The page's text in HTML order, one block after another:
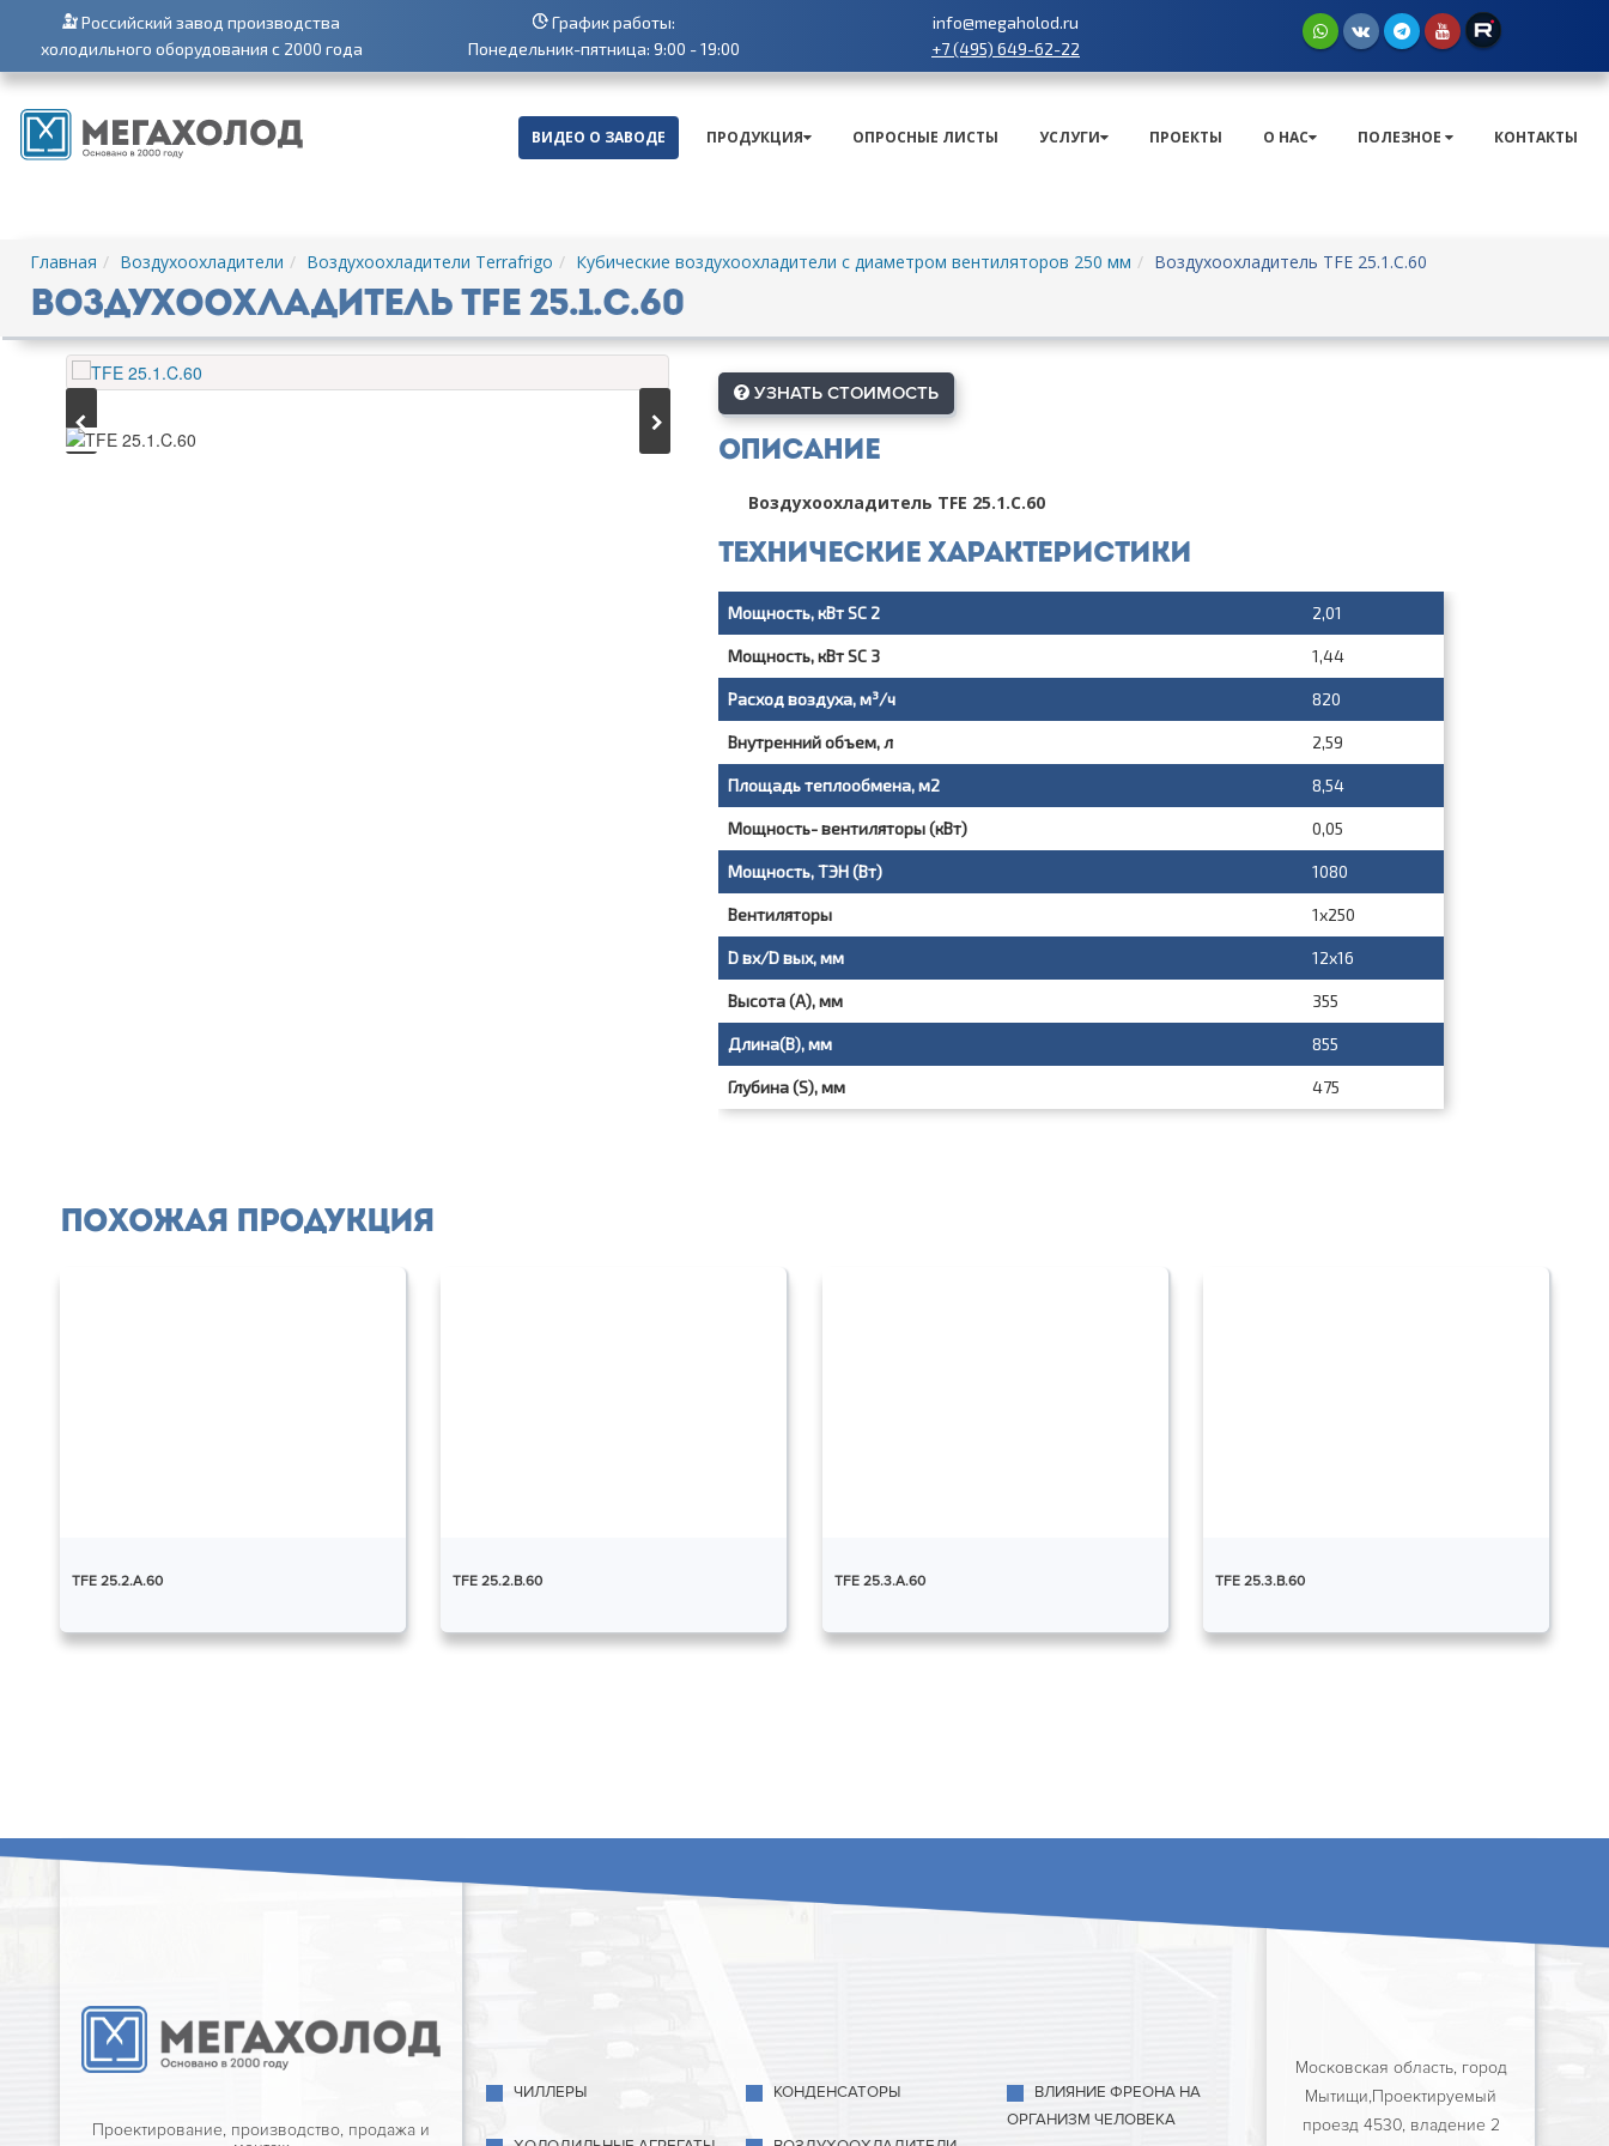
Российский завод производства
холодильного оборудования с 2000 года
График работы:
Понедельник-пятница: 9:00 - 19:00
info@megaholod.ru
+7 (495) 649-62-22
ВИДЕО О ЗАВОДЕ ПРОДУКЦИЯ ОПРОСНЫЕ ЛИСТЫ УСЛУГИ ПРОЕКТЫ О НАС ПОЛЕЗНОЕ КОНТАКТЫ
Главная Воздухоохладители Воздухоохладители Terrafrigo Кубические воздухоохладители с диаметром вентиляторов 250 мм Воздухоохладитель TFE 25.1.C.60
Воздухоохладитель TFE 25.1.C.60
УЗНАТЬ СТОИМОСТЬ
Описание
Воздухоохладитель TFE 25.1.C.60
Технические характеристики
Мощность, кВт SC 2 2,01
Мощность, кВт SC 3 1,44
Расход воздуха, м³/ч 820
Внутренний объем, л 2,59
Площадь теплообмена, м2 8,54
Мощность- вентиляторы (кВт) 0,05
Мощность, ТЭН (Вт) 1080
Вентиляторы 1х250
D вх/D вых, мм 12х16
Высота (А), мм 355
Длина(В), мм 855
Глубина (S), мм 475
Похожая продукция
TFE 25.2.A.60 TFE 25.2.B.60 TFE 25.3.A.60 TFE 25.3.B.60
Проектирование, производство, продажа и
ЧИЛЛЕРЫ КОНДЕНСАТОРЫ
ВЛИЯНИЕ ФРЕОНА НА
ОРГАНИЗМ ЧЕЛОВЕКА
Московская область, город
Мытищи,Проектируемый
проезд 4530, владение 2